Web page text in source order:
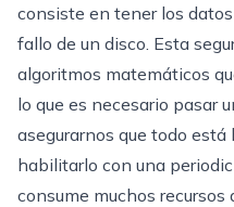
consiste en tener los
fallo de un disco. Esta
algoritmos matemáticos
lo que es necesario pasar
asegurarnos que todo está
habilitarlo con una
consume muchos